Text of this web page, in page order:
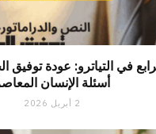
في التياترو: عودة توفيق
أسئلة الإنسان
2 أبريل 2026